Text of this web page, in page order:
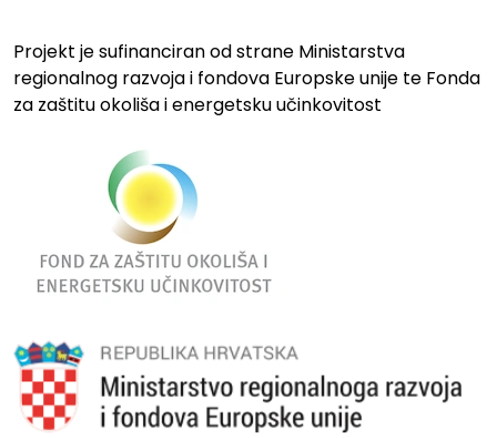
Projekt je sufinanciran od strane Ministarstva
regionalnog razvoja i fondova Europske unije te Fonda
za zaštitu okoliša i energetsku učinkovitost